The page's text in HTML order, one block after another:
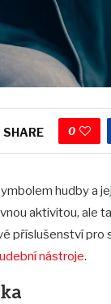
SHARE 0
hudby a
aktivitou, ale
příslušenství pro
nástroje.